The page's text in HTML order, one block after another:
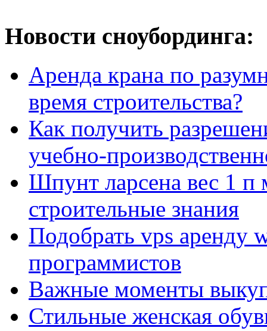
Новости сноубординга:
Аренда крана по
время строительства?
Как получить
учебно-
Шпунт ларсена вес 1 п
строительные знания
Подобрать vps аренду
программистов
Важные моменты
Стильные женская